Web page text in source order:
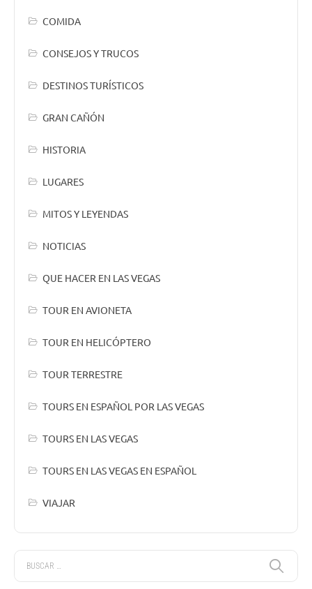
COMIDA
CONSEJOS Y TRUCOS
DESTINOS TURÍSTICOS
GRAN CAÑÓN
HISTORIA
LUGARES
MITOS Y LEYENDAS
NOTICIAS
QUE HACER EN LAS VEGAS
TOUR EN AVIONETA
TOUR EN HELICÓPTERO
TOUR TERRESTRE
TOURS EN ESPAÑOL POR LAS VEGAS
TOURS EN LAS VEGAS
TOURS EN LAS VEGAS EN ESPAÑOL
VIAJAR